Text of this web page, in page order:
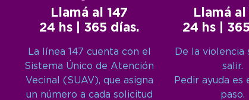
Llamá al 147
24 hs | 365 días.
La línea 147 cuenta con el
Sistema Único de Atención
Vecinal (SUAV), que asigna
un número a cada solicitud
Llamá al
24 hs |
De la violencia
salir.
Pedir ayuda es
paso.